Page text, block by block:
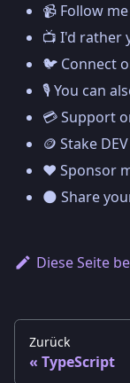
📹 Follow
📺 I'd rather
🐦 Connect
🎙️ You can
💳 Support
🪙 Stake
❤️ Sponsor
🌑 Share
Diese Seite
Zurück
TypeScript